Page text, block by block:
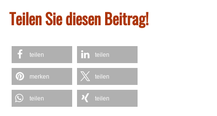
Teilen Sie diesen Beitrag!
teilen teilen
merken teilen
teilen teilen